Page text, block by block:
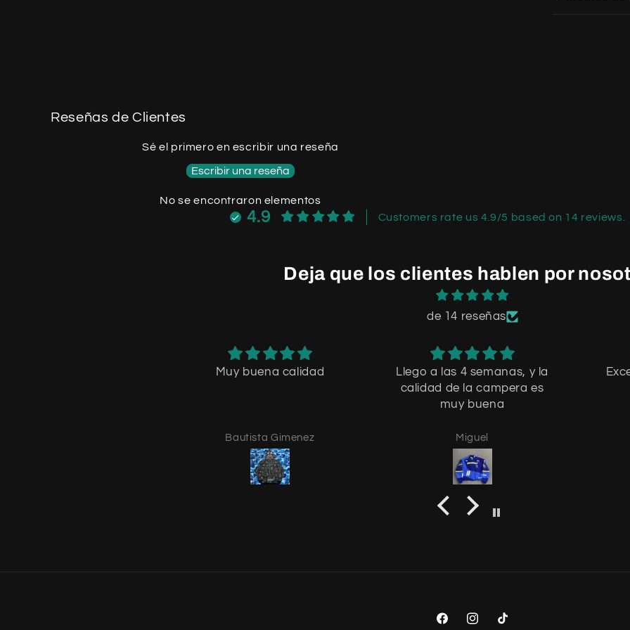
Reseñas de Clientes
Sé el primero en escribir una reseña
Escribir una reseña
No se encontraron elementos
4.9 Customers rate us 4.9/5 based on 14 reviews.
Deja que los clientes hablen por
de 14 reseñas
Muy buena calidad
Bautista Gimenez
Llego a las 4 semanas, y la
calidad de la campera es
muy buena
Miguel
FacebookInstagram
TikTok